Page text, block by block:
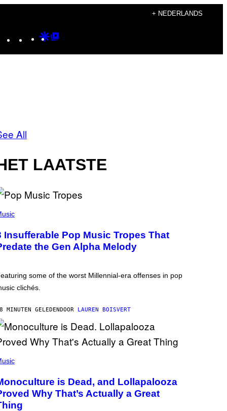
+ NEDERLANDS
Instagram
TikTokYouTube
Google
All
LAATSTE
Insufferable Pop Music Tropes That
the Gen Alpha Melody
some of the worst Millennial-era offenses in pop
clichés.
MINUTEN GELEDEN DOOR LAUREN BOISVERT
is Dead, and Lollapalooza
Why That’s Actually a Great